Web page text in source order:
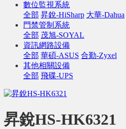
數位監視系統
全部 昇銳-HiSharp 大華-Dahua
門禁管制系統
全部 茂旭-SOYAL
資訊網路設備
全部 華碩-ASUS 合勤-Zyxel
其他相關設備
全部 飛碟-UPS
昇銳HS-HK6321